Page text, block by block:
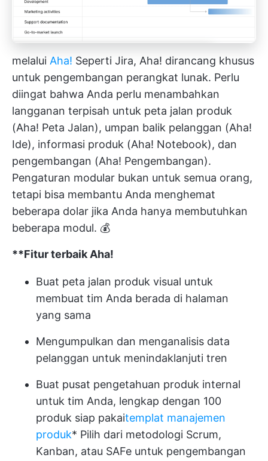
melalui Aha! Seperti Jira, Aha! dirancang khusus
untuk pengembangan perangkat lunak. Perlu
diingat bahwa Anda perlu menambahkan
langganan terpisah untuk peta jalan produk
(Aha! Peta Jalan), umpan balik pelanggan (Aha!
Ide), informasi produk (Aha! Notebook), dan
pengembangan (Aha! Pengembangan).
Pengaturan modular bukan untuk semua orang,
tetapi bisa membantu Anda menghemat
beberapa dolar jika Anda hanya membutuhkan
beberapa modul. 💰
**Fitur terbaik Aha!
Buat peta jalan produk visual untuk
membuat tim Anda berada di halaman
yang sama
Mengumpulkan dan menganalisis data
pelanggan untuk menindaklanjuti tren
Buat pusat pengetahuan produk internal
untuk tim Anda, lengkap dengan 100
produk siap pakaitemplat manajemen
produk* Pilih dari metodologi Scrum,
Kanban, atau SAFe untuk pengembangan